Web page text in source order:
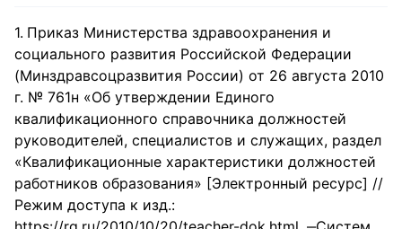
Приказ Министерства здравоохранения и
социального развития Российской Федерации
(Mинздравсоцразвития России) от 26 августа 2010
г. № 761н «Об утверждении Единого
квалификационного справочника должностей
руководителей, специалистов и служащих, раздел
«Квалификационные характеристики должностей
работников образования» [Электронный ресурс] //
Режим доступа к изд.: